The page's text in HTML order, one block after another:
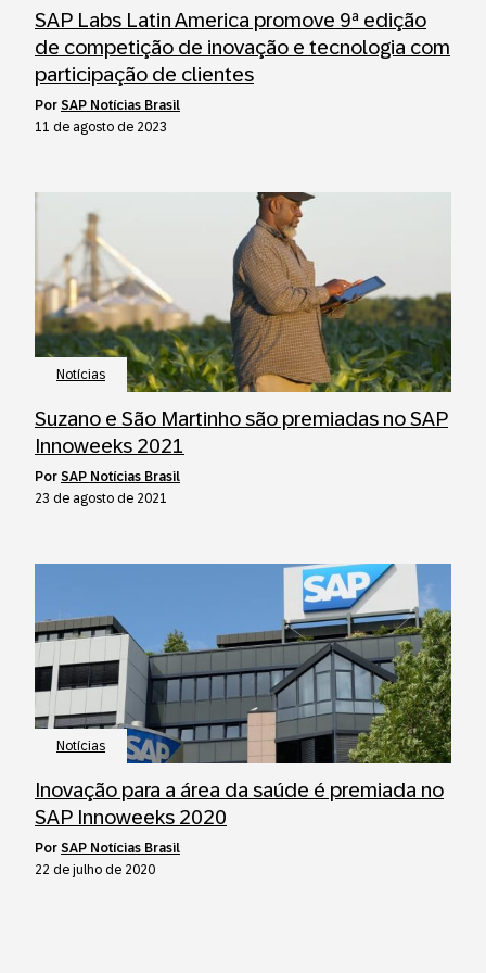
SAP Labs Latin America promove 9ª edição
de competição de inovação e tecnologia com
participação de clientes
por SAP Notícias Brasil
11 de agosto de 2023
Notícias
Suzano e São Martinho são premiadas no SAP
Innoweeks 2021
por SAP Notícias Brasil
23 de agosto de 2021
Notícias
Inovação para a área da saúde é premiada no
SAP Innoweeks 2020
por SAP Notícias Brasil
22 de julho de 2020